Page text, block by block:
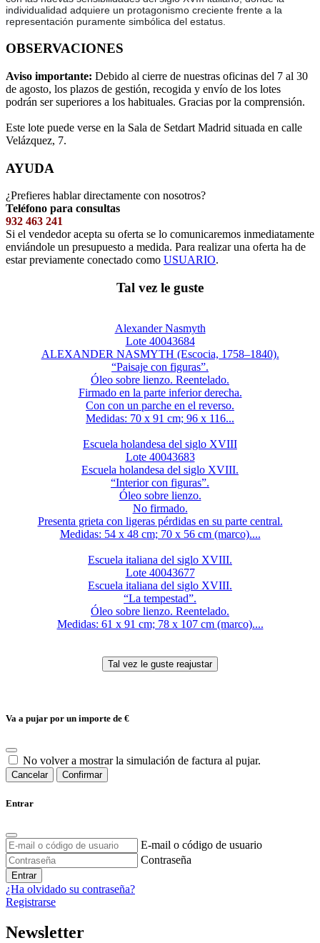
individualidad adquiere un protagonismo creciente frente a la
representación puramente simbólica del estatus.
OBSERVACIONES
Aviso importante: Debido al cierre de nuestras oficinas del 7 al 30
de agosto, los plazos de gestión, recogida y envío de los lotes
podrán ser superiores a los habituales. Gracias por la comprensión.
Este lote puede verse en la Sala de Setdart Madrid situada en calle
Velázquez, 7.
AYUDA
¿Prefieres hablar directamente con nosotros?
Teléfono para consultas
932 463 241
Si el vendedor acepta su oferta se lo comunicaremos inmediatamente
enviándole un presupuesto a medida. Para realizar una oferta ha de
estar previamente conectado como USUARIO.
Tal vez le guste
Alexander Nasmyth
Lote 40043684
ALEXANDER NASMYTH (Escocia, 1758–1840).
“Paisaje con figuras”.
Óleo sobre lienzo. Reentelado.
Firmado en la parte inferior derecha.
Con con un parche en el reverso.
Medidas: 70 x 91 cm; 96 x 116...
Escuela holandesa del siglo XVIII
Lote 40043683
Escuela holandesa del siglo XVIII.
“Interior con figuras”.
Óleo sobre lienzo.
No firmado.
Presenta grieta con ligeras pérdidas en su parte central.
Medidas: 54 x 48 cm; 70 x 56 cm (marco)....
Escuela italiana del siglo XVIII.
Lote 40043677
Escuela italiana del siglo XVIII.
“La tempestad”.
Óleo sobre lienzo. Reentelado.
Medidas: 61 x 91 cm; 78 x 107 cm (marco)....
Va a pujar por un importe de €
No volver a mostrar la simulación de factura al pujar.
Cancelar Confirmar
Entrar
E-mail o código de usuario
Contraseña
Entrar
¿Ha olvidado su contraseña?
Registrarse
Newsletter